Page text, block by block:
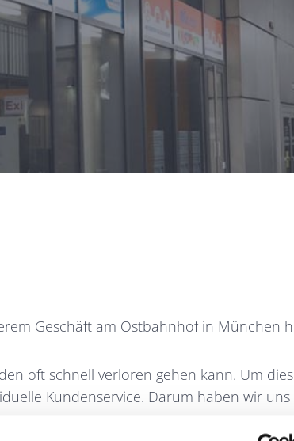
Geschäft am Ostbahnhof in München
oft schnell verloren gehen kann. Um
Kundenservice. Darum haben wir